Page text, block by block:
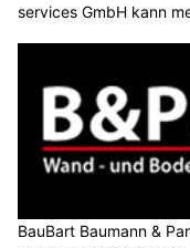
services GmbH kann
BauBart Baumann &